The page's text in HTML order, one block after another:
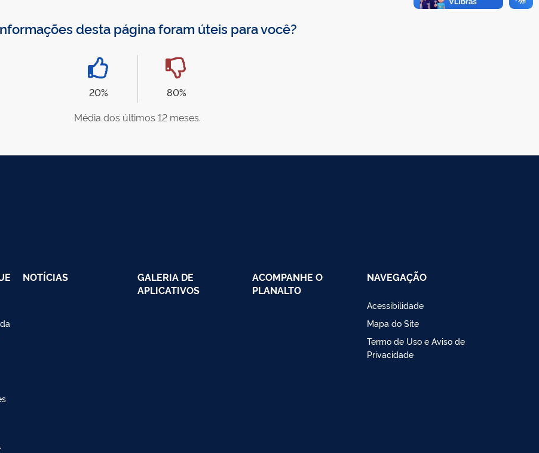
desta página foram úteis para você?
20%
80%
Média dos últimos 12 meses.
NOTÍCIAS
GALERIA DE
APLICATIVOS
ACOMPANHE O
PLANALTO
NAVEGAÇÃO
Acessibilidade
Mapa do Site
Termo de Uso e Aviso de
Privacidade